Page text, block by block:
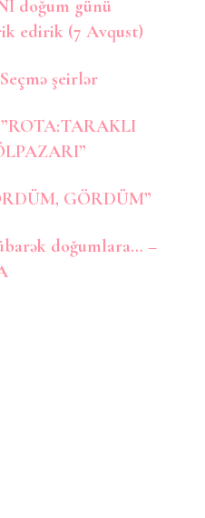
doğum günü
edirik (7 Avqust)
şeirlər
GÖRDÜM”
doğumlara… –